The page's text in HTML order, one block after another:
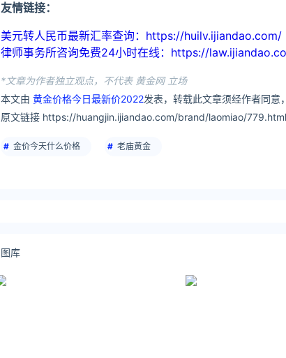
友情链接：
美元转人民币最新汇率查询：https://huilv.ijiandao.com/
律师事务所咨询免费24小时在线：https://
*文章为作者独立观点，不代表 黄金网 立场
本文由 黄金价格今日最新价2022发表，转载此文章须经作者同意
原文链接 https://huangjin.ijiandao.com/brand/laomiao/779.html
金价今天什么价格 老庙黄金
图库